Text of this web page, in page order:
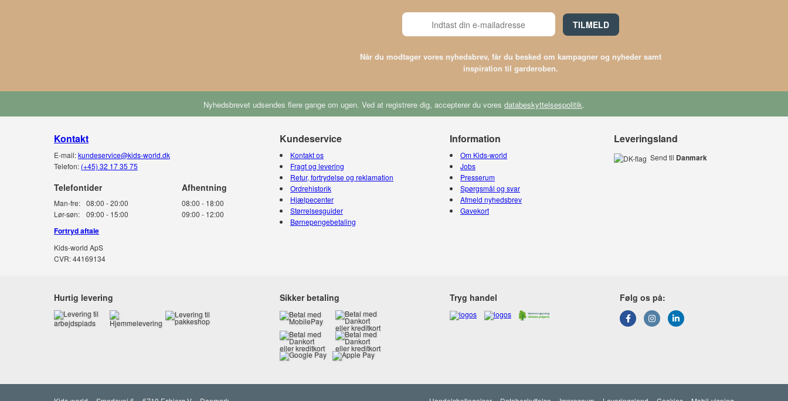
TILMELD
Når du modtager vores nyhedsbrev, får du besked om kampagner og nyheder samt
inspiration til garderoben.
Nyhedsbrevet udsendes flere gange om ugen. Ved at registrere dig, accepterer du vores databeskyttelsespolitik.
Kontakt
E-mail:kundeservice@kids-world.dk
Telefon: (+45) 32 17 35 75
Telefontider
Man-fre: 08:00 - 20:00
Lør-søn:
09:00 - 15:00
08:00 - 18:00
09:00 - 12:00
Fortryd aftale
Kids-world ApS
CVR: 44169134
Kundeservice
Kontakt os
Fragt og levering
Retur, fortrydelse og reklamation
Ordrehistorik
Hjælpecenter
Størrelsesguider
Børnepengebetaling
Information
Om Kids-world
Jobs
Presserum
Spørgsmål og svar
Afmeld nyhedsbrev
Gavekort
Leveringsland
Send til Danmark
Sikker betaling
Hurtig levering Tryg handel Følg os på: